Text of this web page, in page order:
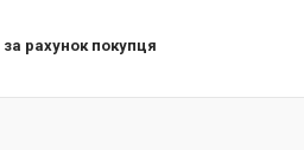
за рахунок покупця